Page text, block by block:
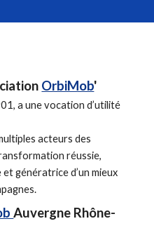
OrbiMob'
a une vocation d’utilité
acteurs des
réussie,
génératrice d’un mieux
Auvergne Rhône-